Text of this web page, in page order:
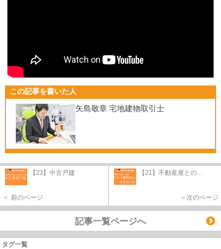
この記事を書いた人
矢島敬章 宅地建物取引士
【23】中古戸建
＜ 前のページ
【21】不動産屋との...
＞次のページ
記事一覧ページへ
タグ一覧